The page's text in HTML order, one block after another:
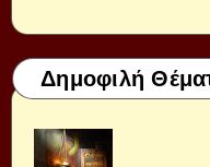
Δημοφιλή